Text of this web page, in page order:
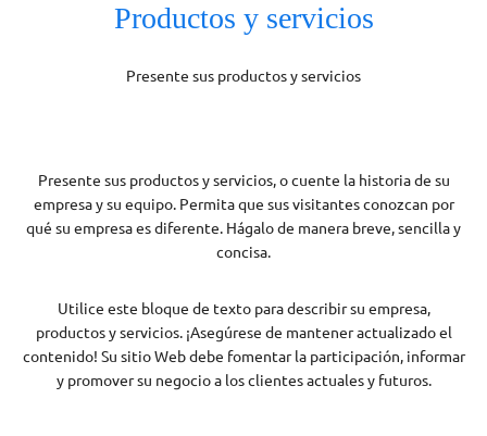
Productos y servicios
Presente sus productos y servicios
Presente sus productos y servicios, o cuente la historia de su
empresa y su equipo. Permita que sus visitantes conozcan por
qué su empresa es diferente. Hágalo de manera breve, sencilla y
concisa.
Utilice este bloque de texto para describir su empresa,
productos y servicios. ¡Asegúrese de mantener actualizado el
contenido! Su sitio Web debe fomentar la participación, informar
y promover su negocio a los clientes actuales y futuros.